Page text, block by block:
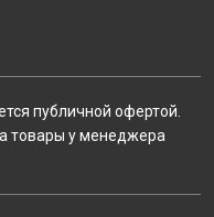
публичной офертой.
товары у менеджера